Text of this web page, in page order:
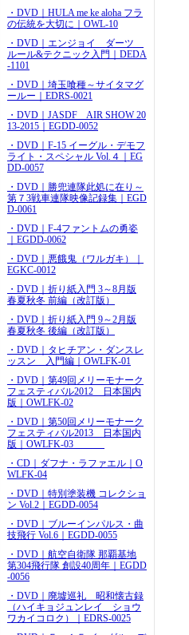
・DVD｜HULA me ke aloha フラ
の伝統を大切に｜OWL-10
・DVD｜エンジョイ ダーツ
ルール&テクニック入門｜DEDA
-1101
・DVD｜埼玉喰種～サイタマグ
ールー｜EDRS-0021
・DVD｜JASDF AIR SHOW 20
13-2015｜EGDD-0052
・DVD｜F-15 イーグル・デモフ
ライト・スペシャル Vol.４｜EG
DD-0057
・DVD｜勝兜連隊此処に在り～
第７3戦車連隊映像記録集｜EGD
D-0061
・DVD｜F-4ファントムの勇姿
｜EGDD-0062
・DVD｜悪餓鬼（ワルガキ）｜
EGKC-0012
・DVD｜折り紙入門 3～8月版
春夏秋冬 前編（改訂版）
・DVD｜折り紙入門 9～2月版
春夏秋冬 後編（改訂版）
・DVD｜タヒチアン・ダンスレ
ッスン 入門編｜OWLFK-01
・DVD｜第49回メリーモナーク
フェスティバル2012 日本国内
版｜OWLFK-02
・DVD｜第50回メリーモナーク
フェスティバル2013 日本国内
版｜OWLFK-03
・CD｜ダフナ・ラファエル｜O
WLFK-04
・DVD｜特別塗装機 コレクショ
ン Vol.2｜EGDD-0054
・DVD｜ブルーインパルス・曲
技飛行 Vol.6｜EGDD-0055
・DVD｜航空自衛隊 那覇基地
第304飛行隊 創設40周年｜EGDD
-0056
・DVD｜廃墟巡礼 昭和懐古録
（ハイキョジュンレイ ショウ
ワカイコロク）｜EDRS-0025